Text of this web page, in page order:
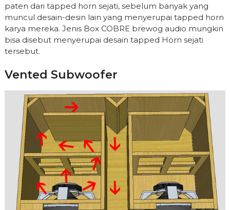
paten dari tapped horn sejati, sebelum banyak yang
muncul desain-desin lain yang menyerupai tapped horn
karya mereka. Jenis Box COBRE brewog audio mungkin
bisa disebut menyerupai desain tapped Horn sejati
tersebut.
Vented Subwoofer